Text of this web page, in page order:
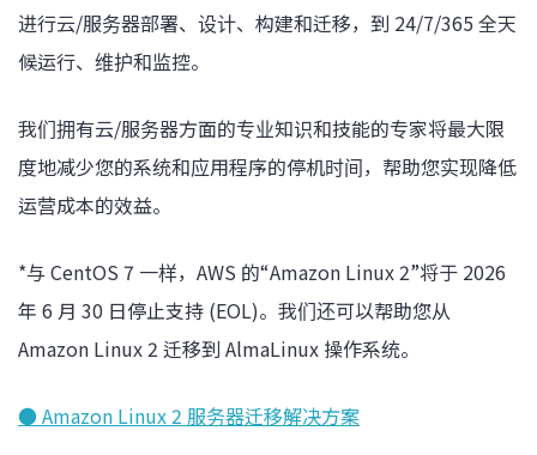
进行云/服务器部署、设计、构建和迁移，到 24/7/365 全天
候运行、维护和监控。
我们拥有云/服务器方面的专业知识和技能的专家将最大限
度地减少您的系统和应用程序的停机时间，帮助您实现降低
运营成本的效益。
*与 CentOS 7 一样，AWS 的“Amazon Linux 2”将于 2026
年 6 月 30 日停止支持 (EOL)。我们还可以帮助您从
Amazon Linux 2 迁移到 AlmaLinux 操作系统。
● Amazon Linux 2 服务器迁移解决方案